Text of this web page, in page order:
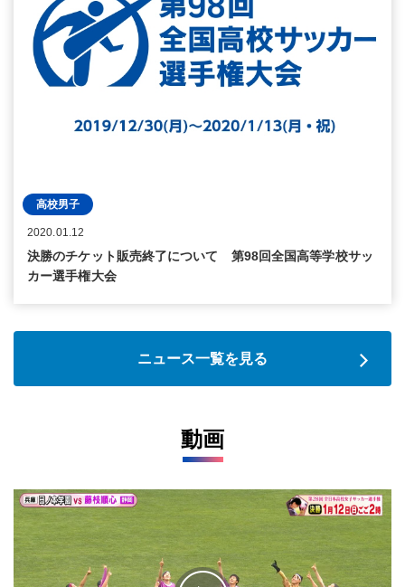
高校男子
2020.01.12
決勝のチケット販売終了について 第98回全国高等学校サッ
カー選手権大会
ニュース一覧を見る
動画